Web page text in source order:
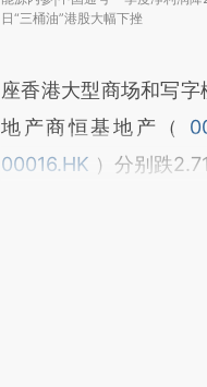
日“三桶油”港股大幅下挫
座香港大型商场和写
地产商恒基地产（
00016.HK ）分别跌